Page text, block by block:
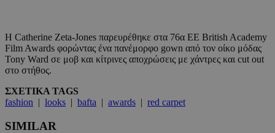
Η Catherine Zeta-Jones παρευρέθηκε στα 76α EE British Academy
Film Awards φορώντας ένα πανέμορφο gown από τον οίκο μόδας
Tony Ward σε μοβ και κίτρινες αποχρώσεις με χάντρες και cut out
στο στήθος.
ΣΧΕΤΙΚΑ TAGS
fashion | looks | bafta | awards | red carpet
SIMILAR